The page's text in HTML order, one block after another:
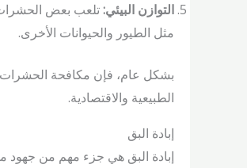
التوازن البيئي:تلعب بعض الحشرات
مثل الطيور والحيوانات الأخرى.
بشكل عام، فإن مكافحة الحشرات
الطبيعية والاقتصادية.
إبادة البق
إبادة البق هي جزء مهم من جهود